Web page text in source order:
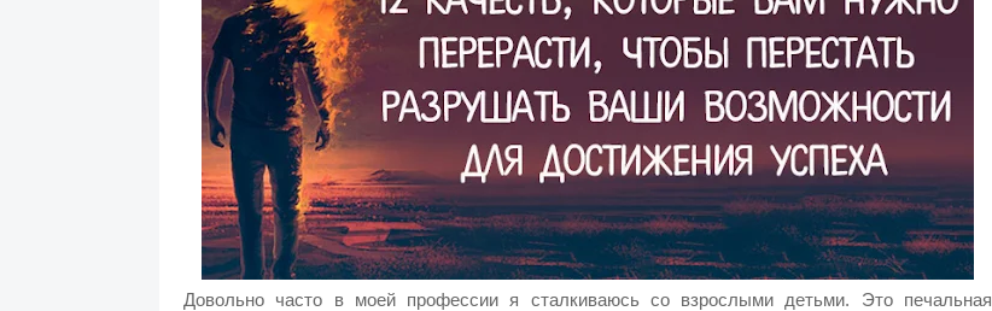
Довольно часто в моей профессии я сталкиваюсь со взрослыми детьми. Это печальная